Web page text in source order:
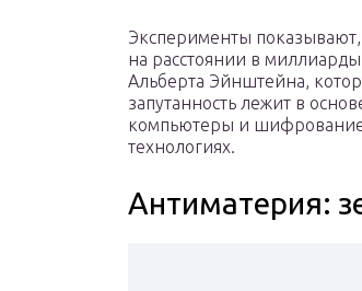
Эксперименты показывают,
на расстоянии в
Альберта Эйнштейна,
запутанность лежит в
компьютеры и
технологиях.
Антиматерия: